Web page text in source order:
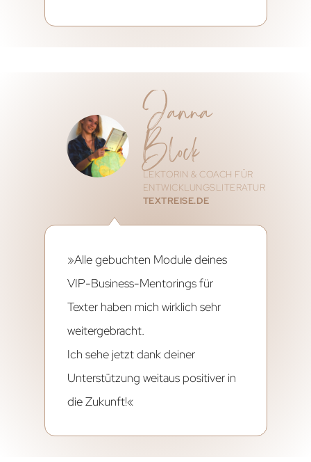
»Alle gebuchten Module deines
VIP-Business-Mentorings für
Texter haben mich wirklich sehr
weitergebracht.
Ich sehe jetzt dank deiner
Unterstützung weitaus positiver in
die Zukunft!«
Janna
Block
LEKTORIN & COACH FÜR
ENTWICKLUNGSLITERATUR
TEXTREISE.DE